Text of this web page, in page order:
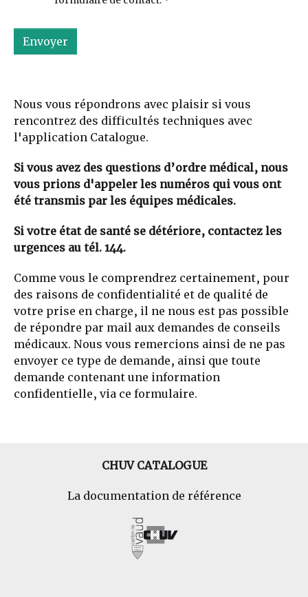
Envoyer
Nous vous répondrons avec plaisir si vous
rencontrez des difficultés techniques avec
l'application Catalogue.
Si vous avez des questions d’ordre médical, nous
vous prions d'appeler les numéros qui vous ont
été transmis par les équipes médicales.
Si votre état de santé se détériore, contactez les
urgences au tél. 144.
Comme vous le comprendrez certainement, pour
des raisons de confidentialité et de qualité de
votre prise en charge, il ne nous est pas possible
de répondre par mail aux demandes de conseils
médicaux. Nous vous remercions ainsi de ne pas
envoyer ce type de demande, ainsi que toute
demande contenant une information
confidentielle, via ce formulaire.
CHUV CATALOGUE
La documentation de référence